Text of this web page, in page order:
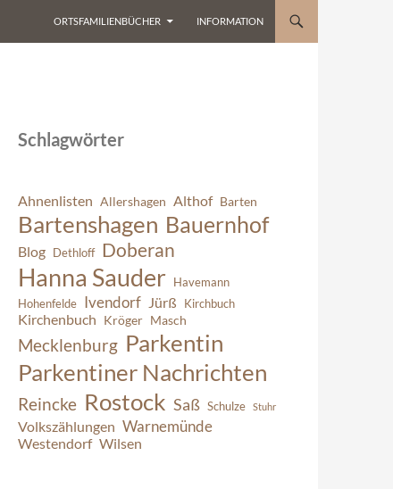
ORTSFAMILIENBÜCHER INFORMATION
Schlagwörter
Ahnenlisten Allershagen Althof Barten
Bartenshagen Bauernhof
Blog Dethloff Doberan
Hanna Sauder
Havemann
Hohenfelde Ivendorf Jürß Kirchbuch
Kirchenbuch Kröger Masch
Mecklenburg Parkentin
Parkentiner Nachrichten
Reincke Rostock Saß Schulze Stuhr
Volkszählungen Warnemünde
Westendorf Wilsen